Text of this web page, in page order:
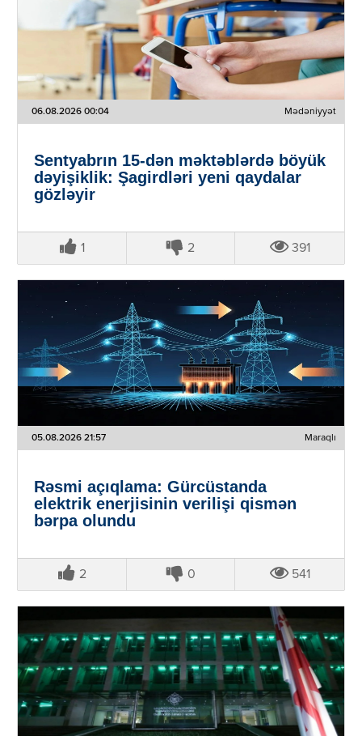
06.08.2026 00:04 Mədəniyyət
Sentyabrın 15-dən məktəblərdə böyük
dəyişiklik: Şagirdləri yeni qaydalar
gözləyir
1 2 391
05.08.2026 21:57 Maraqlı
Rəsmi açıqlama: Gürcüstanda
elektrik enerjisinin verilişi qismən
bərpa olundu
2 0 541